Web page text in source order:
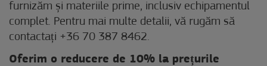
furnizăm și materiile prime, inclusiv echipamentul
complet. Pentru mai multe detalii, vă rugăm să
contactați +36 70 387 8462.
Oferim o reducere de 10% la prețurile